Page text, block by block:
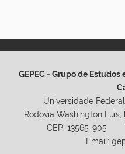
GEPEC - Grupo de
Universidade
Rodovia Washington
CEP: 13565-905
Email: